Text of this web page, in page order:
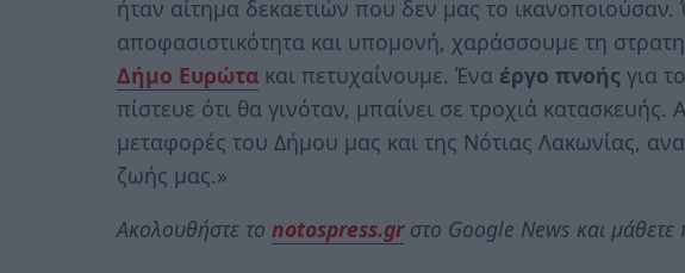
ήταν αίτημα δεκαετιών που δεν μας το
αποφασιστικότητα και υπομονή, χαράσσουμε τη
Δήμο Ευρώτα και πετυχαίνουμε. Ένα έργο πνοής για
πίστευε ότι θα γινόταν, μπαίνει σε τροχιά κατασκευής.
μεταφορές του Δήμου μας και της Νότιας Λακωνίας,
ζωής μας.»
Ακολουθήστε το notospress.grστο Google News και μάθετε